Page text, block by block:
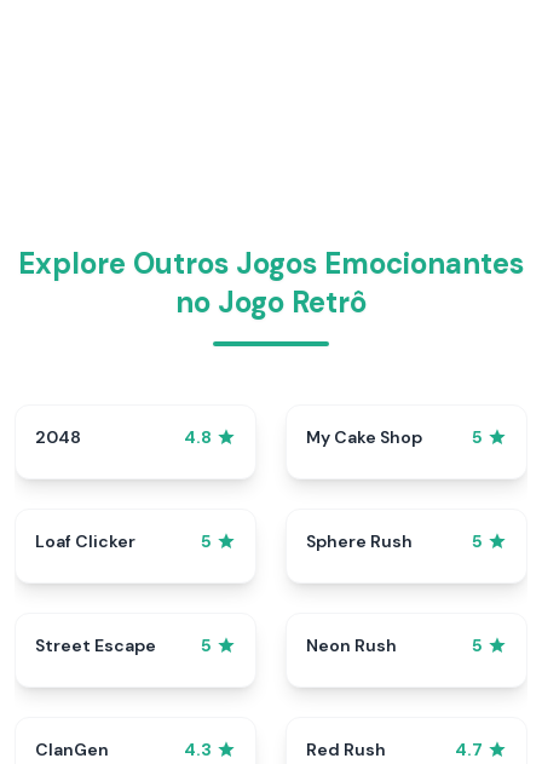
Explore Outros Jogos Emocionantes
no Jogo Retrô
2048 4.8 My Cake Shop 5
Loaf Clicker 5 Sphere Rush 5
Street Escape 5 Neon Rush 5
ClanGen 4.3 Red Rush 4.7